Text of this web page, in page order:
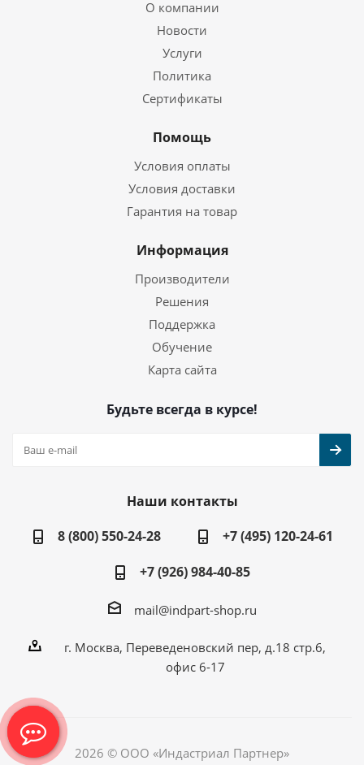
О компании
Новости
Услуги
Политика
Сертификаты
Помощь
Условия оплаты
Условия доставки
Гарантия на товар
Информация
Производители
Решения
Поддержка
Обучение
Карта сайта
Будьте всегда в курсе!
Наши контакты
8 (800) 550-24-28
+7 (495) 120-24-61
+7 (926) 984-40-85
mail@indpart-shop.ru
г. Москва, Переведеновский пер, д.18 стр.6,
офис 6-17
2026 © ООО «Индастриал Партнер»